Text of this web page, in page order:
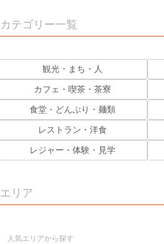
カテゴリー一覧
観光・まち・人
カフェ・喫茶・茶寮
食堂・どんぶり・麺類
レストラン・洋食
レジャー・体験・見学
エリア
人気エリアから探す